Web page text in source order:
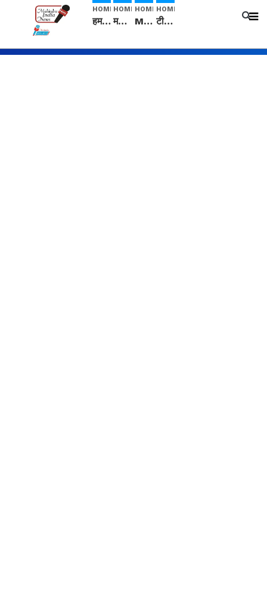
HOME
हम सनातनी..." सांसद kangana Ranaut से क्या बोली लड़की? Viral Jantar-Mantar | CJP protest
HOME
मनीषा हत्याकांड: हत्या, आत्महत्या या कोई बड़ा राज? | Full Story | Josh Haryana
HOME
Mangalsutra: हिंदू धर्म में शादी के बाद मंगलसूत्र क्यों पहनती है महिलाएं, किसने शुरु की ये परंपरा
HOME
टीम बीकेई ने एग्रीकल्चर ग्रेड की यूरिया खाद गट्टों में बदलकर टेक्निकल ग्रेड में बेचने वालों पर करवाई कार्रवाई: लखविंदर सिंह औलख